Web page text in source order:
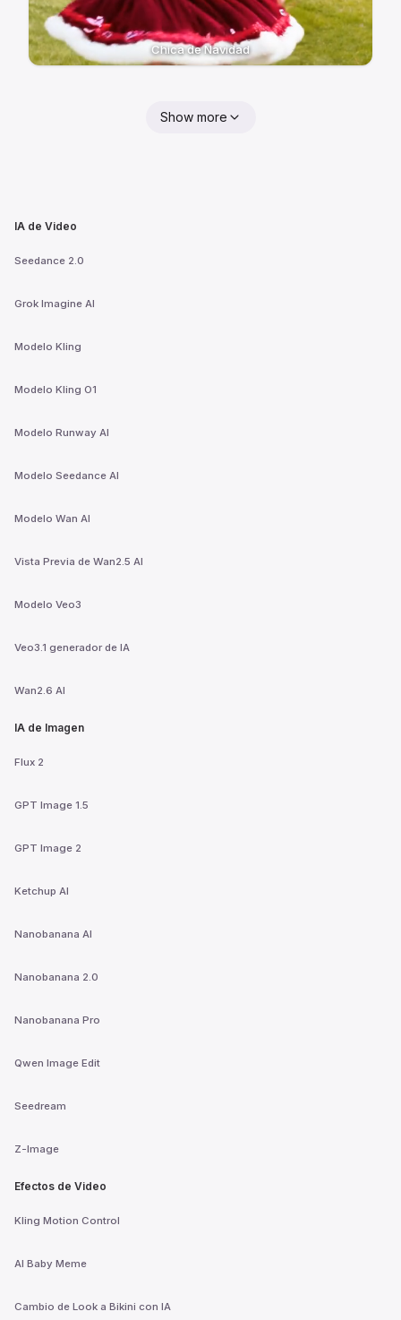
Chica de Navidad
Show more
IA de Video
Seedance 2.0
Grok Imagine AI
Modelo Kling
Modelo Kling O1
Modelo Runway AI
Modelo Seedance AI
Modelo Wan AI
Vista Previa de Wan2.5 AI
Modelo Veo3
Veo3.1 generador de IA
Wan2.6 AI
IA de Imagen
Flux 2
GPT Image 1.5
GPT Image 2
Ketchup AI
Nanobanana AI
Nanobanana 2.0
Nanobanana Pro
Qwen Image Edit
Seedream
Z-Image
Efectos de Video
Kling Motion Control
AI Baby Meme
Cambio de Look a Bikini con IA